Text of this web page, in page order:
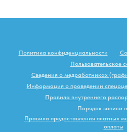
Политика конфиденциальности
Пользовательское
Сведения о медработниках
Информация о проведении
Правила внутреннего
Порядок записи
Правила предоставления платных
оплаты